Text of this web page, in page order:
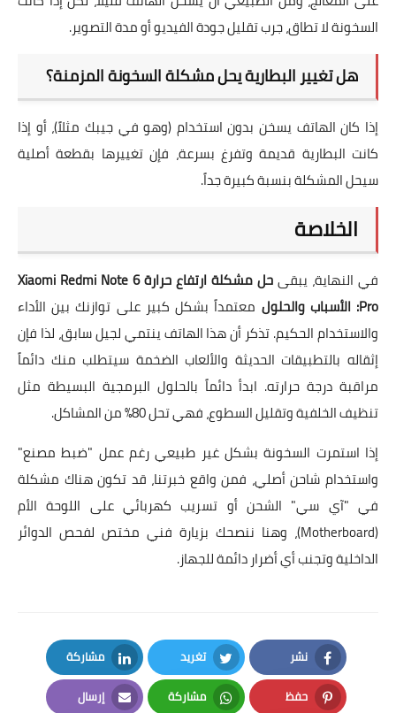
السخونة لا تطاق، جرب تقليل جودة الفيديو أو مدة التصوير.
هل تغيير البطارية يحل مشكلة السخونة المزمنة؟
إذا كان الهاتف يسخن بدون استخدام (وهو في جيبك مثلاً)، أو إذا
كانت البطارية قديمة وتفرغ بسرعة، فإن تغييرها بقطعة أصلية
سيحل المشكلة بنسبة كبيرة جداً.
الخلاصة
في النهاية، يبقى
حل مشكلة ارتفاع حرارة Xiaomi Redmi Note 6
Pro: الأسباب والحلول
معتمداً بشكل كبير على توازنك بين الأداء
والاستخدام الحكيم. تذكر أن هذا الهاتف ينتمي لجيل سابق، لذا فإن
إثقاله بالتطبيقات الحديثة والألعاب الضخمة سيتطلب منك دائماً
مراقبة درجة حرارته. ابدأ دائماً بالحلول البرمجية البسيطة مثل
تنظيف الخلفية وتقليل السطوع، فهي تحل 80% من المشاكل.
إذا استمرت السخونة بشكل غير طبيعي رغم عمل "ضبط مصنع"
واستخدام شاحن أصلي، فمن واقع خبرتنا، قد تكون هناك مشكلة
في "آي سي" الشحن أو تسريب كهربائي على اللوحة الأم
(Motherboard)، وهنا ننصحك بزيارة فني مختص لفحص الدوائر
الداخلية وتجنب أي أضرار دائمة للجهاز.
نشر
Facebook
تغريد
Twitter
مشاركة
LinkedIn
حفظ مشاركة إرسال